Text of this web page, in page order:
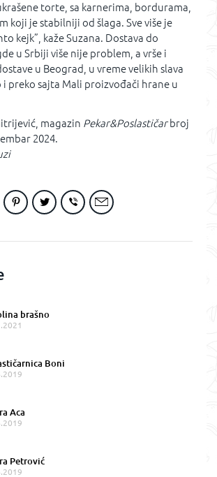
torte, sa karnerima, bordurama,
koji je stabilniji od šlaga. Sve više je
kejk”, kaže Suzana. Dostava do
u Srbiji više nije problem, a vrše i
u Beograd, u vreme velikih slava
i preko sajta Mali proizvođači hrane u
magazin Pekar&Poslastičarbroj
2024.
brašno
Boni
Aca
Petrović